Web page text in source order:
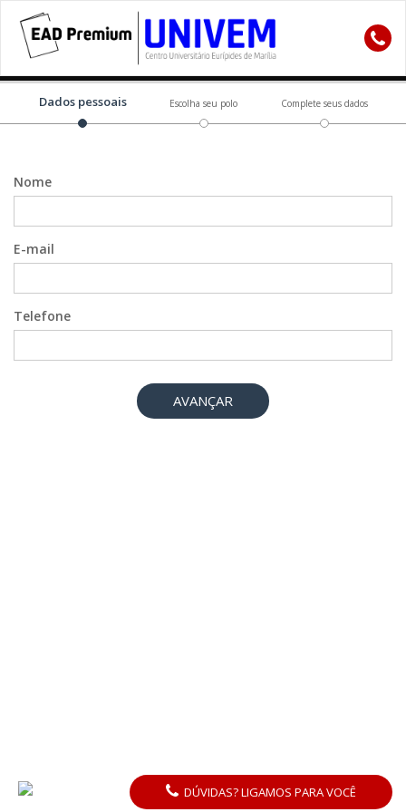
Dados pessoais Escolha seu polo Complete seus dados
Nome
E-mail
Telefone
AVANÇAR
DÚVIDAS? LIGAMOS PARA VOCÊ